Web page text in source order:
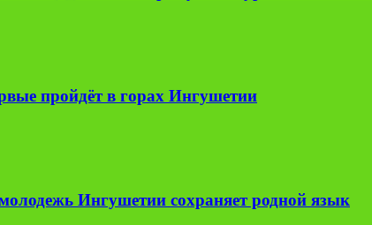
пройдёт в горах Ингушетии
Ингушетии сохраняет родной язык